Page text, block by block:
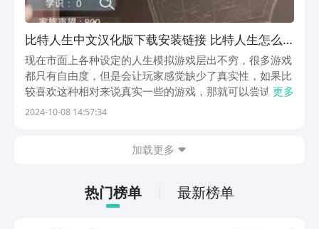
比特人生中文汉化版下载安装链接 比特人生怎么
下载
现在市面上各种设定的人生模拟游戏层出不穷，很多游戏
都只有自由度，但是会让玩家感觉缺少了真实性，如果比
较喜欢这种相对来说真实一些的游戏，那就可以尝试一下
比特人生，下面会带来比特人生中文版下载，通过这个游
更多
2024-10-08 14:57:34
加载更多
热门榜单 最新榜单